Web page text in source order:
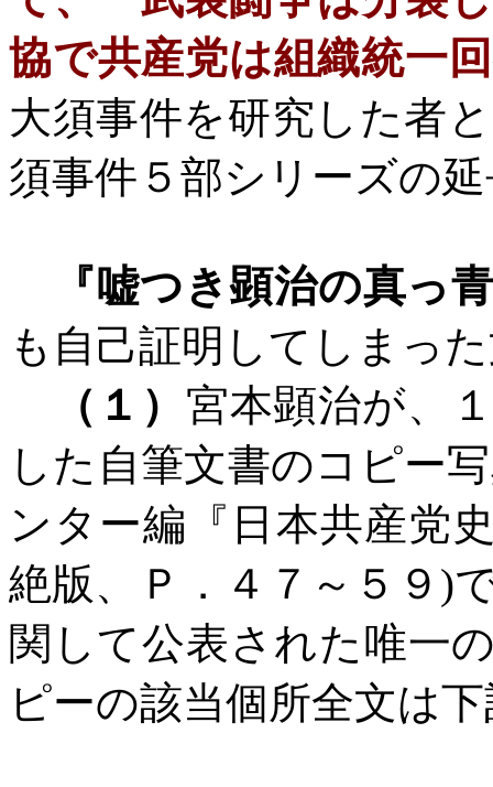
協で共産党は組織統一
大須事件を研究した者
須事件５部シリーズの
『嘘つき顕治の真っ
も自己証明してしまっ
（１） 宮本顕治が、
した自筆文書のコピー
ンター編『日本共産党
絶版、Ｐ．４７～５９ )
関して公表された唯一
ピーの該当個所全文は